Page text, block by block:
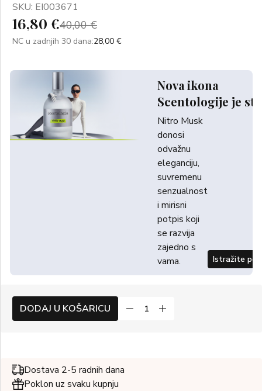
SKU: EI003671
16,80 €40,00 €
NC u zadnjih 30 dana:28,00 €
Nova ikona
Scentologije je
Nitro Musk
donosi
odvažnu
eleganciju,
suvremenu
senzualnost
i mirisni
potpis koji
se razvija
zajedno s
vama.
Istražite
DODAJ U KOŠARICU
Dostava 2-5 radnih dana
Poklon uz svaku kupnju